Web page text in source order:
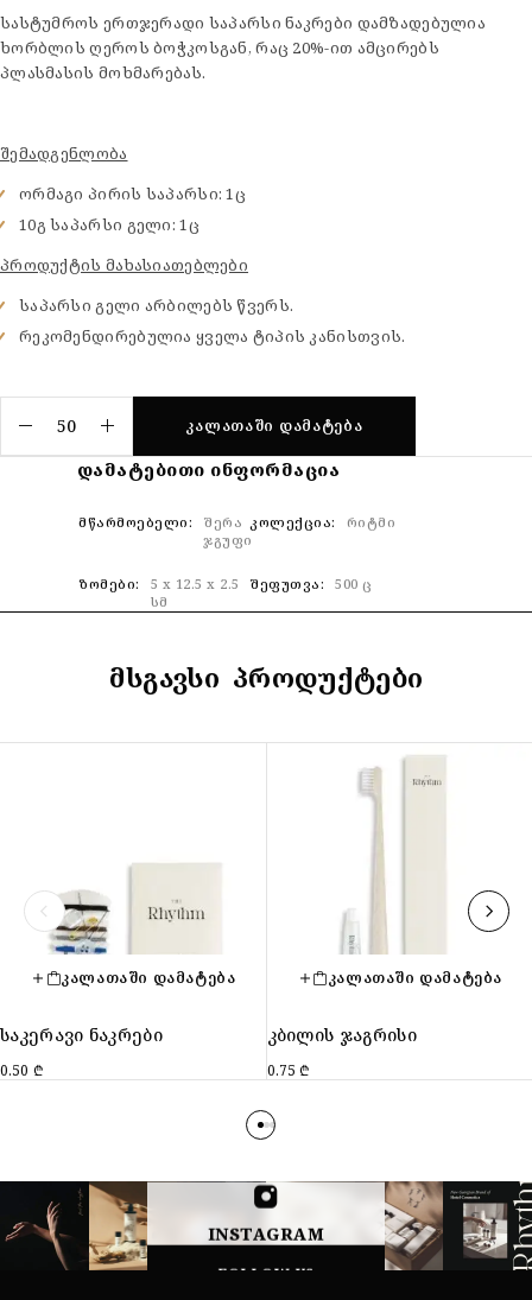
სასტუმროს ერთჯერადი საპარსი ნაკრები დამზადებულია
ხორბლის ღეროს ბოჭკოსგან, რაც 20%-ით ამცირებს
პლასმასის მოხმარებას.
შემადგენლობა
ორმაგი პირის საპარსი: 1ც
10გ საპარსი გელი: 1ც
პროდუქტის მახასიათებლები
საპარსი გელი არბილებს წვერს.
რეკომენდირებულია ყველა ტიპის კანისთვის.
ᲙᲐᲚᲐᲗᲐᲨᲘ ᲓᲐᲛᲐᲢᲔᲑᲐ
ᲓᲐᲛᲐᲢᲔᲑᲘᲗᲘ ᲘᲜᲤᲝᲠᲛᲐᲪᲘᲐ
ᲛᲬᲐᲠᲛᲝᲔᲑᲔᲚᲘ
შერა
ჯგუფი
ᲙᲝᲚᲔᲥᲪᲘᲐ რიტმი
ᲖᲝᲛᲔᲑᲘ
5 x 12.5 x 2.5
სმ
ᲨᲔᲤᲣᲗᲕᲐ 500 ც
ᲛᲡᲒᲐᲕᲡᲘ ᲞᲠᲝᲓᲣᲥᲢᲔᲑᲘ
ᲙᲐᲚᲐᲗᲐᲨᲘ ᲓᲐᲛᲐᲢᲔᲑᲐ
საკერავი ნაკრები
0.50 ₾
ᲙᲐᲚᲐᲗᲐᲨᲘ ᲓᲐᲛᲐᲢᲔᲑᲐ
კბილის ჯაგრისი
0.75₾
INSTAGRAM
FOLLOW US